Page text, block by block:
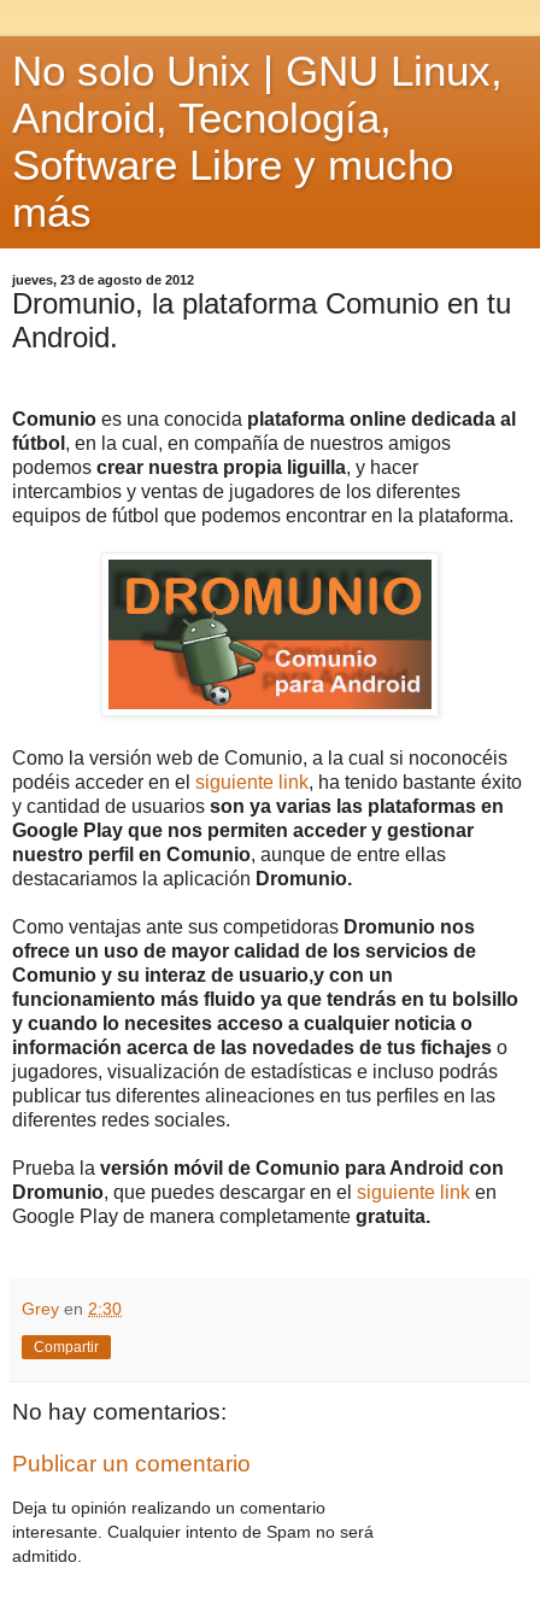
No solo Unix | GNU Linux,
Android, Tecnología,
Software Libre y mucho
más
jueves, 23 de agosto de 2012
Dromunio, la plataforma Comunio en tu
Android.
Comunio es una conocida plataforma online dedicada al
fútbol , en la cual, en compañía de nuestros amigos
podemos crear nuestra propia liguilla, y hacer
intercambios y ventas de jugadores de los diferentes
equipos de fútbol que podemos encontrar en la plataforma.
Como la versión web de Comunio, a la cual si noconocéis
podéis acceder en el siguiente link, ha tenido bastante éxito
y cantidad de usuarios son ya varias las plataformas en
Google Play que nos permiten acceder y gestionar
nuestro perfil en Comunio, aunque de entre ellas
destacariamos la aplicación Dromunio.
Como ventajas ante sus competidoras Dromunio nos
ofrece un uso de mayor calidad de los servicios de
Comunio y su interaz de usuario,y con un
funcionamiento más fluido ya que tendrás en tu bolsillo
y cuando lo necesites acceso a cualquier noticia o
información acerca de las novedades de tus fichajes o
jugadores, visualización de estadísticas e incluso podrás
publicar tus diferentes alineaciones en tus perfiles en las
diferentes redes sociales.
Prueba la versión móvil de Comunio para Android con
Dromunio, que puedes descargar en el siguiente link en
Google Play de manera completamente gratuita.
Grey en 2:30
Compartir
No hay comentarios:
Publicar un comentario
Deja tu opinión realizando un comentario
interesante. Cualquier intento de Spam no será
admitido.